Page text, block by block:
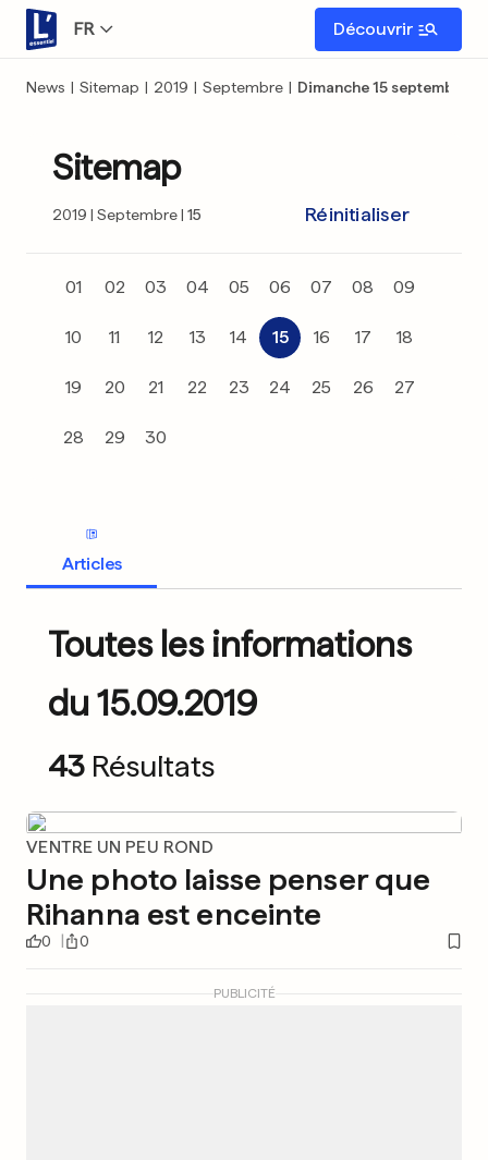
FR Découvrir
News | Sitemap | 2019 | Septembre | Dimanche 15 septembre
Sitemap
2019 Septembre 15 Réinitialiser
01 02 03 04 05 06 07 08 09
10 11 12 13 14 15 16 17 18
19 20 21 22 23 24 25 26 27
28 29 30
Articles
Toutes les informations
du 15.09.2019
43 Résultats
VENTRE UN PEU ROND
Une photo laisse penser que
Rihanna est enceinte
0 0
PUBLICITÉ